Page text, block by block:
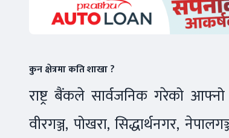
कुन क्षेत्रमा कति शाखा ?
राष्ट्र बैंकले सार्वजनिक गरेको आफ्नो
वीरगञ्ज, पोखरा, सिद्धार्थनगर,